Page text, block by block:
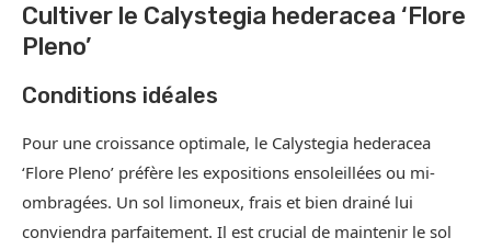
Cultiver le Calystegia hederacea ‘Flore
Pleno’
Conditions idéales
Pour une croissance optimale, le Calystegia hederacea
‘Flore Pleno’ préfère les expositions ensoleillées ou mi-
ombragées. Un sol limoneux, frais et bien drainé lui
conviendra parfaitement. Il est crucial de maintenir le sol